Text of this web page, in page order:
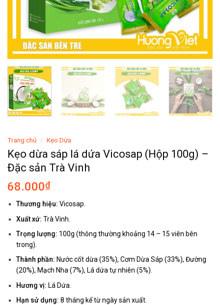
Trang chủ / Kẹo Dừa
Kẹo dừa sáp lá dứa Vicosap (Hộp 100g) –
Đặc sản Trà Vinh
68.000₫
Thương hiệu: Vicosap.
Xuất xứ: Trà Vinh.
Trọng lượng: 100g (thông thường khoảng 14 – 15 viên bên
trong).
Thành phần: Nước cốt dừa (35%), Cơm Dừa Sáp (33%), Đường
(20%), Mạch Nha (7%), Lá dứa tự nhiên (5%).
Hương vị: Lá Dứa.
Hạn sử dụng: 8 tháng kể từ ngày sản xuất.